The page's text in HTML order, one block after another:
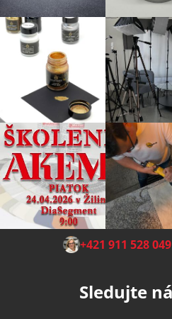
Z +421 911 528 049
Sledujte